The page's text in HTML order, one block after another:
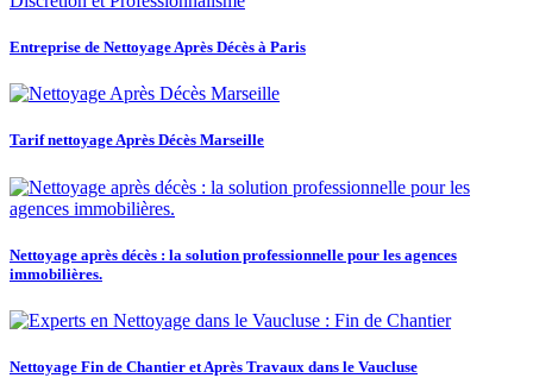
Entreprise de Nettoyage Après Décès à Paris
Tarif nettoyage Après Décès Marseille
Nettoyage après décès : la solution professionnelle pour les agences
immobilières.
Nettoyage Fin de Chantier et Après Travaux dans le Vaucluse